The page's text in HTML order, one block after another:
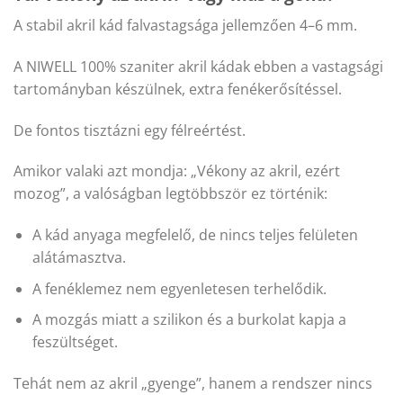
A stabil akril kád falvastagsága jellemzően 4–6 mm.
A NIWELL 100% szaniter akril kádak ebben a vastagsági
tartományban készülnek, extra fenékerősítéssel.
De fontos tisztázni egy félreértést.
Amikor valaki azt mondja: „Vékony az akril, ezért
mozog”, a valóságban legtöbbször ez történik:
A kád anyaga megfelelő, de nincs teljes felületen
alátámasztva.
A fenéklemez nem egyenletesen terhelődik.
A mozgás miatt a szilikon és a burkolat kapja a
feszültséget.
Tehát nem az akril „gyenge”, hanem a rendszer nincs